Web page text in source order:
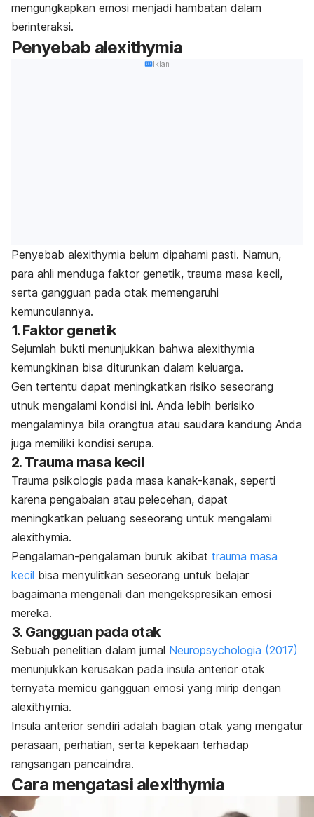
mengungkapkan emosi menjadi hambatan dalam
berinteraksi.
Penyebab alexithymia
Iklan
Penyebab alexithymia belum dipahami pasti. Namun,
para ahli menduga faktor genetik, trauma masa kecil,
serta gangguan pada otak memengaruhi
kemunculannya.
1. Faktor genetik
Sejumlah bukti menunjukkan bahwa alexithymia
kemungkinan bisa diturunkan dalam keluarga.
Gen tertentu dapat meningkatkan risiko seseorang
utnuk mengalami kondisi ini. Anda lebih berisiko
mengalaminya bila orangtua atau saudara kandung Anda
juga memiliki kondisi serupa.
2. Trauma masa kecil
Trauma psikologis pada masa kanak-kanak, seperti
karena pengabaian atau pelecehan, dapat
meningkatkan peluang seseorang untuk mengalami
alexithymia.
Pengalaman-pengalaman buruk akibat trauma masa
kecil bisa menyulitkan seseorang untuk belajar
bagaimana mengenali dan mengekspresikan emosi
mereka.
3. Gangguan pada otak
Sebuah penelitian dalam jurnal Neuropsychologia (2017)
menunjukkan kerusakan pada insula anterior otak
ternyata memicu gangguan emosi yang mirip dengan
alexithymia.
Insula anterior sendiri adalah bagian otak yang mengatur
perasaan, perhatian, serta kepekaan terhadap
rangsangan pancaindra.
Cara mengatasi alexithymia